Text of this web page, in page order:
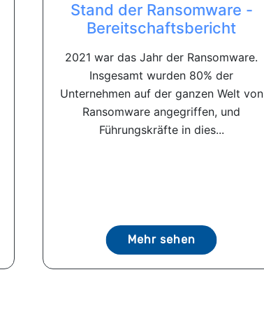
Stand der Ransomware -
Bereitschaftsbericht
2021 war das Jahr der Ransomware.
Insgesamt wurden 80% der
Unternehmen auf der ganzen Welt von
Ransomware angegriffen, und
Führungskräfte in dies...
Mehr sehen